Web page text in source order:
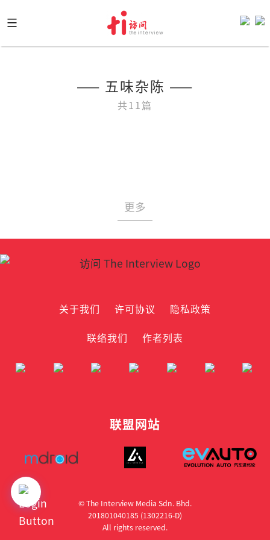
to
content
—— 五味杂陈 ——
共11篇
更多
关于我们 许可协议
隐私政策
联络我们
作者列表
联盟网站
© The Interview Media Sdn. Bhd.
201801040185 (1302216­-D)
All rights reserved.